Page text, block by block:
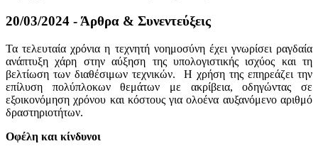
20/03/2024 - Άρθρα & Συνεντεύξεις
Τα τελευταία χρόνια η τεχνητή νοημοσύνη έχει γνωρίσει ραγδαία
ανάπτυξη χάρη στην αύξηση της υπολογιστικής ισχύος και τη
βελτίωση των διαθέσιμων τεχνικών. Η χρήση της επηρεάζει την
επίλυση πολύπλοκων θεμάτων με ακρίβεια, οδηγώντας σε
εξοικονόμηση χρόνου και κόστους για ολοένα αυξανόμενο αριθμό
δραστηριοτήτων.
Οφέλη και κίνδυνοι